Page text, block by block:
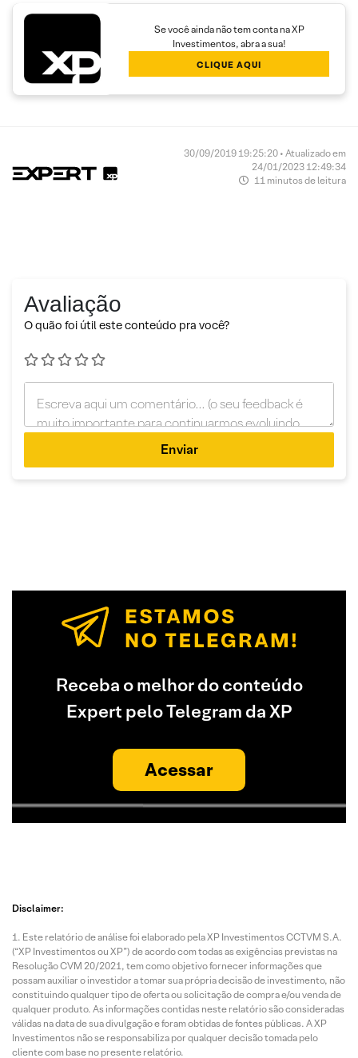
Se você ainda não tem conta na XP
Investimentos, abra a sua!
CLIQUE AQUI
30/09/2019 19:25:20 • Atualizado em
24/01/2023 12:49:34
11 minutos de leitura
Avaliação
O quão foi útil este conteúdo pra você?
Enviar
Receba o melhor do conteúdo
Expert pelo Telegram da XP
Acessar
Disclaimer:
Este relatório de análise foi elaborado pela XP Investimentos CCTVM S.A.
(“XP Investimentos ou XP”) de acordo com todas as exigências previstas na
Resolução CVM 20/2021, tem como objetivo fornecer informações que
possam auxiliar o investidor a tomar sua própria decisão de investimento, não
constituindo qualquer tipo de oferta ou solicitação de compra e/ou venda de
qualquer produto. As informações contidas neste relatório são consideradas
válidas na data de sua divulgação e foram obtidas de fontes públicas. A XP
Investimentos não se responsabiliza por qualquer decisão tomada pelo
cliente com base no presente relatório.